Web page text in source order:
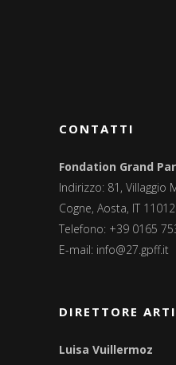
CONTATTI
Fondation Grand
Indirizzo: 81, Villaggio
Cogne, Aosta, IT 11012
Telefono: +39 0165
E-mail: info@27.gpff.it
DIRETTORE
Luisa Vuillermoz